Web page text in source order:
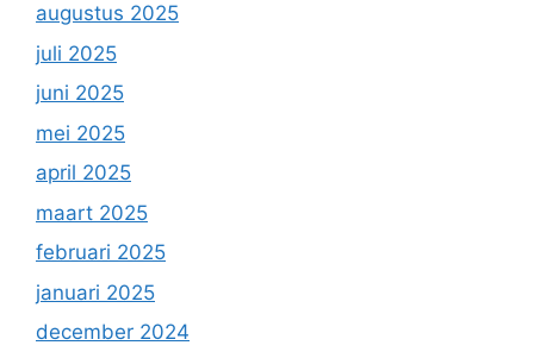
augustus 2025
juli 2025
juni 2025
mei 2025
april 2025
maart 2025
februari 2025
januari 2025
december 2024